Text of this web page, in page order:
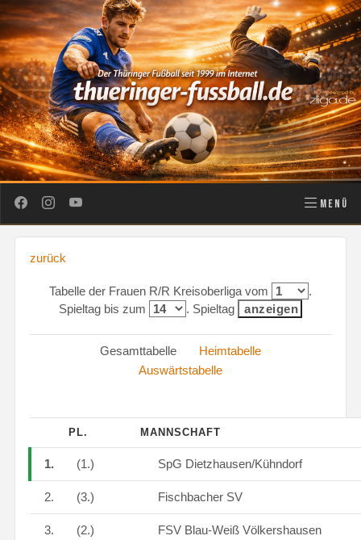
MENÜ
zurück
Tabelle der Frauen R/R Kreisoberliga vom
.
Spieltag bis zum
. Spieltag
Gesamttabelle Heimtabelle
Auswärtstabelle
PL. MANNSCHAFT
1. (1.) SpG Dietzhausen/Kühndorf
2. (3.) Fischbacher SV
3. (2.) FSV Blau-Weiß Völkershausen